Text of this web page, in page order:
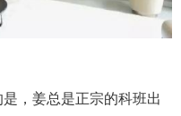
，姜总是正宗的科班出